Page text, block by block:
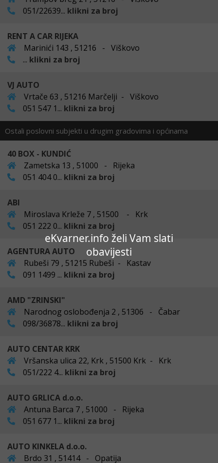
eKvarner.info želi Vam slati
obavijesti
051/22639... klikni za broj
RENT A CAR RIJEKA
Marinići 143 , 51216 - Viškovo
... klikni za broj
VJ AUTO
Vrtače 63 , 51216 Marčelji - Viškovo
051 547 1... klikni za broj
Ostali poslovni subjekti u drugim gradovima i općinama
40 BOX - KUNDIĆ
Zametska 13 , 51000 - Rijeka
051 404 0... klikni za broj
ABI
Miroslava Krleže 7 , 51500 - Krk
051 222 0... klikni za broj
AGENTURA AUTO
Rubeši 79 , 51215 Rubeši - Kastav
091 1499 ... klikni za broj
AMD "ZRINSKI"
Narodnog oslobođenja 2 , 51306 - Čabar
098/36878... klikni za broj
AUTO CENTAR KRK
Vršanska ulica 22, Krk , 51500 Krk - Krk
051/222 4... klikni za broj
AUTO GRLICA d.o.o.
Antuna Barca 7 , 51000 - Rijeka
051 677 1... klikni za broj
AUTO KINKELA d.o.o.
Brdo 31 , 51414 - Opatija